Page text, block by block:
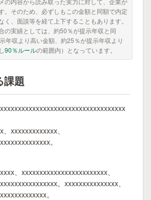
。そのため、必ずしもこの金額と同額で内定
く、面談等を経て上下することもあります。
の実績としては、約50％が提示年収と同
年収より高い金額、約25％が提示年収より
90％ルールの範囲内）となっています。
課題
xxxxxxxxxxxxx、
。
、xxxxxxxxxxxxxxxxxxxxxxxx、
。xxxxxxxxxxxxxxx、
。